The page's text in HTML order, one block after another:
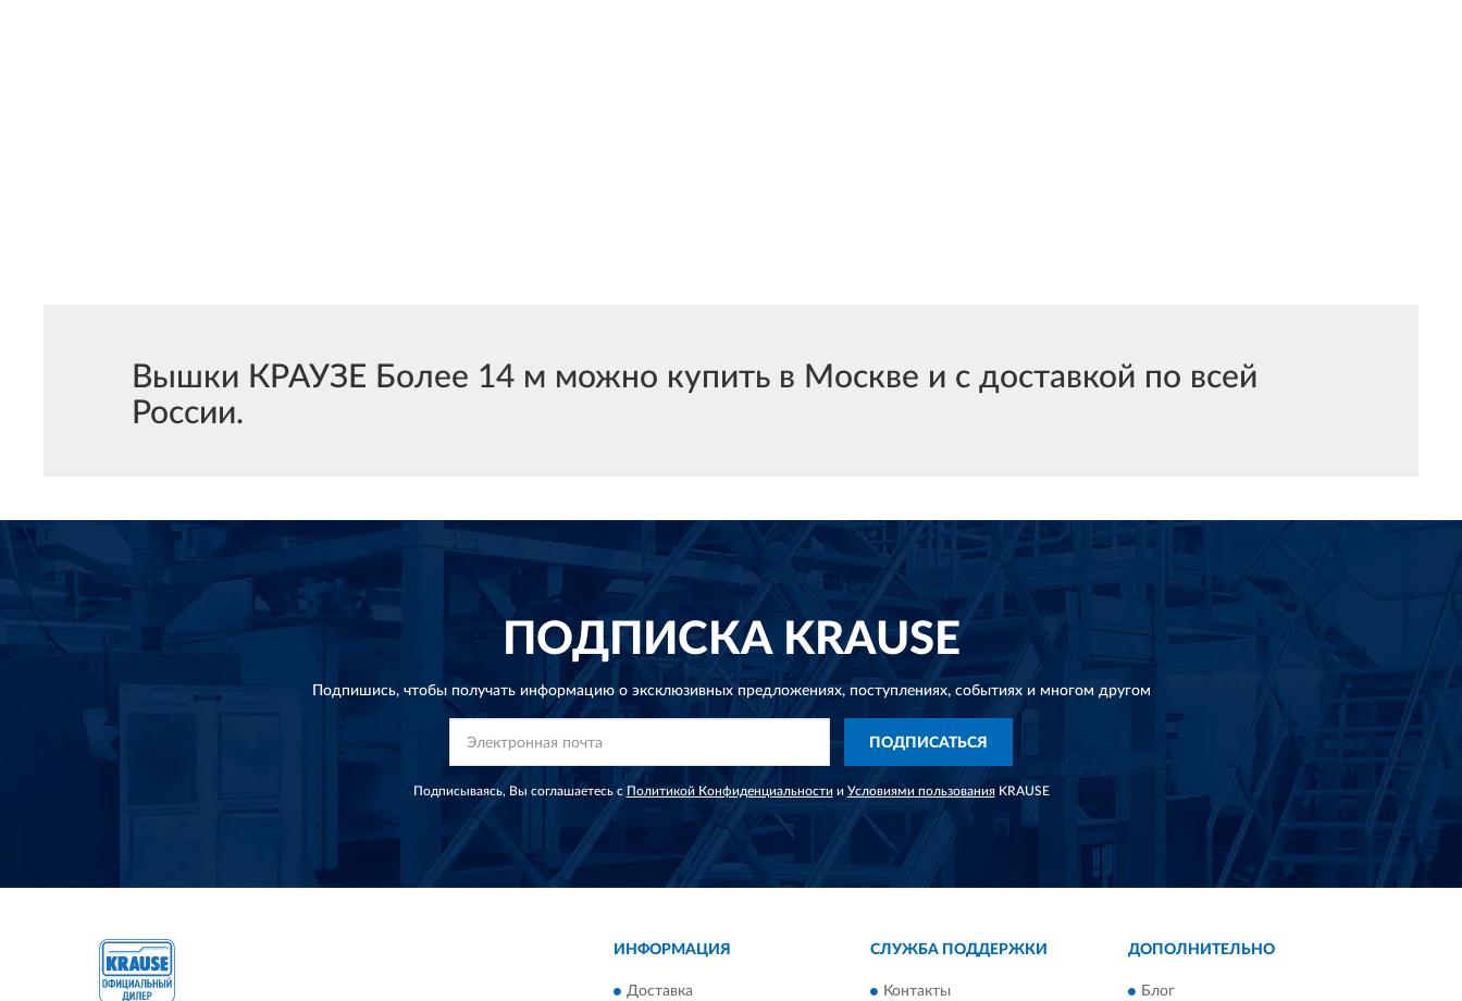
Вышки КРАУЗЕ Более 14 м можно купить в Москве и с доставкой по всей
России.
ПОДПИСКАKRAUSE
Подпишись, чтобы получать информацию о эксклюзивных предложениях,поступлениях, событиях и многом другом
ПОДПИСАТЬСЯ
Подписываясь, Вы соглашаетесь с Политикой Конфиденциальности и Условиями пользованияKRAUSE
ИНФОРМАЦИЯ
Доставка
СЛУЖБА ПОДДЕРЖКИ
Контакты
ДОПОЛНИТЕЛЬНО
Блог